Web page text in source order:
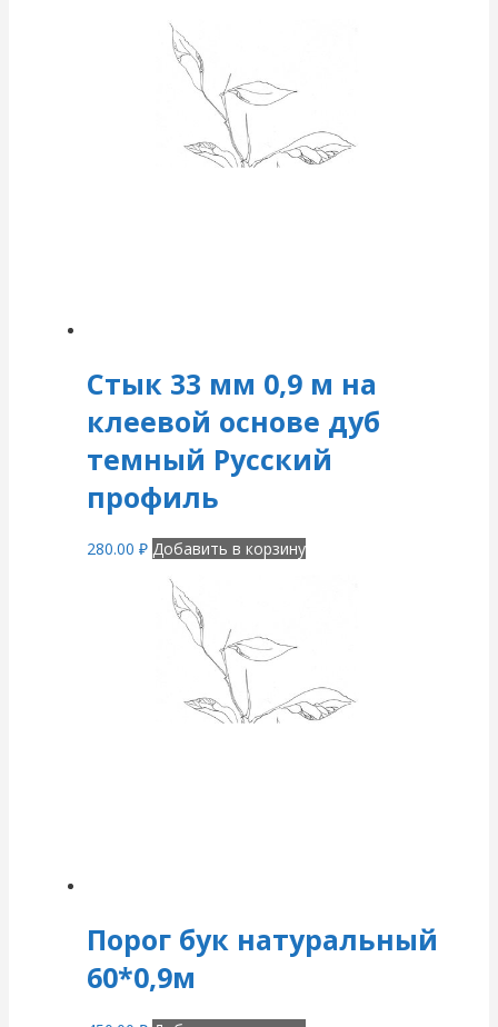
Стык 33 мм 0,9 м на
клеевой основе дуб
темный Русский
профиль
280.00 ₽ Добавить в корзину
Порог бук натуральный
60*0,9м